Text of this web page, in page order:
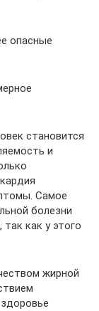
опасные
становится
и
Самое
болезни
как у этого
жирной